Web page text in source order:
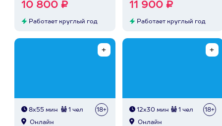
10 800 ₽
Работает круглый год
11 900 ₽
Работает круглый год
8х55 мин 1 чел 18+
Онлайн
12х30 мин 1 чел 18+
Онлайн